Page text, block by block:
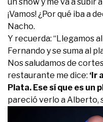
¡Vamos! ¿Por qué iba a
Nacho.
Y recuerda: “Llegamos
Fernando y se suma al
Nos saludamos de
restaurante me dice: ‘Ir
Plata. Ese sí que es un
pareció verlo a Alberto,